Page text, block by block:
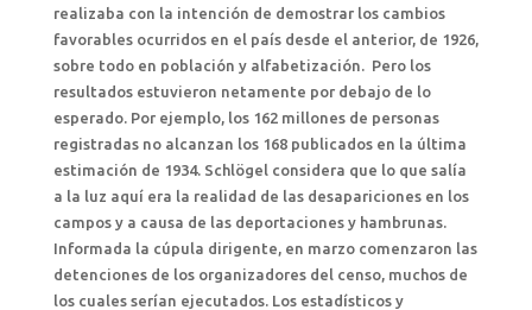
realizaba con la intención de demostrar los cambios
favorables ocurridos en el país desde el anterior, de 1926,
sobre todo en población y alfabetización. Pero los
resultados estuvieron netamente por debajo de lo
esperado. Por ejemplo, los 162 millones de personas
registradas no alcanzan los 168 publicados en la última
estimación de 1934. Schlögel considera que lo que salía
a la luz aquí era la realidad de las desapariciones en los
campos y a causa de las deportaciones y hambrunas.
Informada la cúpula dirigente, en marzo comenzaron las
detenciones de los organizadores del censo, muchos de
los cuales serían ejecutados. Los estadísticos y